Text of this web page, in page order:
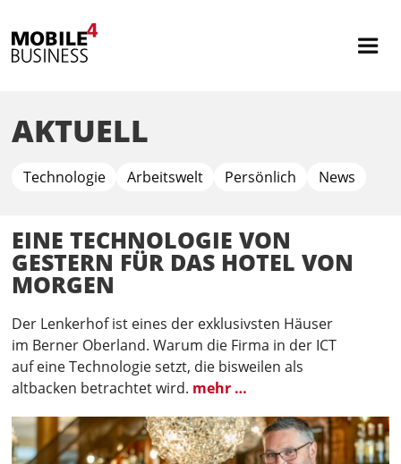
AKTUELL
Technologie Arbeitswelt Persönlich News
EINE TECHNOLOGIE VON
GESTERN FÜR DAS HOTEL VON
MORGEN
Der Lenkerhof ist eines der exklusivsten Häuser
im Berner Oberland. Warum die Firma in der ICT
auf eine Technologie setzt, die bisweilen als
altbacken betrachtet wird. mehr …